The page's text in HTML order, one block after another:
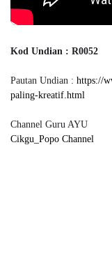
Kod Undian : R0052
Pautan Undian : https://
paling-kreatif.html
Channel Guru AYU
Cikgu_Popo Channel